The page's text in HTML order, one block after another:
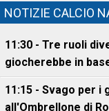
NOTIZIE CALCIO
11:30 - Tre ruoli
giocherebbe in
11:15 - Svago per i
all'Ombrellone di